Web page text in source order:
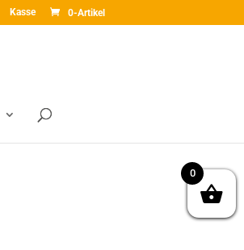
Kasse 0-Artikel
0